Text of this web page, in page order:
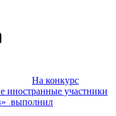
На конкурс
иностранные участники
выполнил